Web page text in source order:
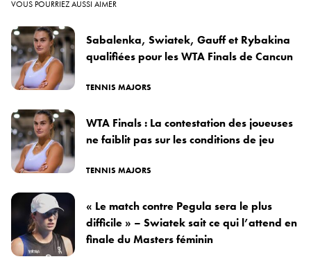
VOUS POURRIEZ AUSSI AIMER
Sabalenka, Swiatek, Gauff et Rybakina
qualifiées pour les WTA Finals de Cancun
TENNIS MAJORS
WTA Finals : La contestation des joueuses
ne faiblit pas sur les conditions de jeu
TENNIS MAJORS
« Le match contre Pegula sera le plus
difficile » – Swiatek sait ce qui l’attend en
finale du Masters féminin